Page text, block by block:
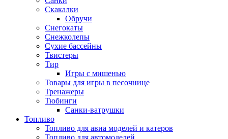
Скакалки
Обручи
Снегокаты
Снежколепы
Сухие бассейны
Твистеры
Тир
Игры с мишенью
Товары для игры в песочнице
Тренажеры
Тюбинги
Санки-ватрушки
Топливо
Топливо для авиа моделей и катеров
Топливо для автомоделей